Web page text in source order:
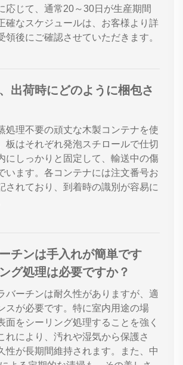
応じて、通常20～30日が生産期間
確なスケジュールは、お客様より詳
領後にご確認させていただきます。
出荷時にどのように梱包さ
処理不要の頑丈な木製コンテナを使
板はそれぞれ発泡スチロールで仕切
にしっかりと固定して、輸送中の傷
います。各コンテナには注文番号お
されており、到着時の識別が容易に
チンは手入れが簡単です
グ処理は必要ですか？
バーチンは耐久性がありますが、適
スが必要です。特に室内用途の場
面をシーリング処理することを強く
れにより、汚れや湿気から保護さ
性が長期間維持されます。また、中